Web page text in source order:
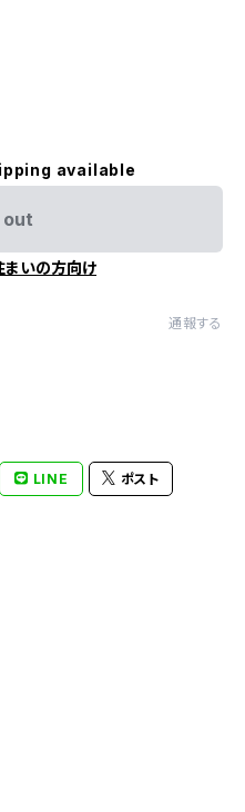
available
out
まいの方向け
通報する
LINE ポスト